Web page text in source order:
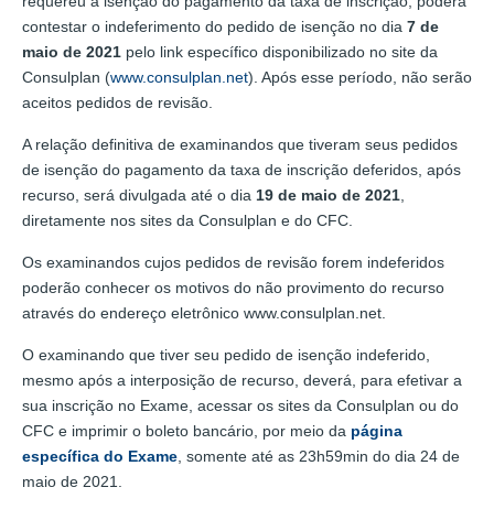
contestar o indeferimento do pedido de isenção no dia 7 de
maio de 2021 pelo link específico disponibilizado no site da
Consulplan (www.consulplan.net). Após esse período, não serão
aceitos pedidos de revisão.
A relação definitiva de examinandos que tiveram seus pedidos
de isenção do pagamento da taxa de inscrição deferidos, após
recurso, será divulgada até o dia 19 de maio de 2021
diretamente nos sites da Consulplan e do CFC.
Os examinandos cujos pedidos de revisão forem indeferidos
poderão conhecer os motivos do não provimento do recurso
através do endereço eletrônico www.consulplan.net.
O examinando que tiver seu pedido de isenção indeferido,
mesmo após a interposição de recurso, deverá, para efetivar a
sua inscrição no Exame, acessar os sites da Consulplan ou do
CFC e imprimir o boleto bancário, por meio da página
específica do Exame , somente até as 23h59min do dia 24 de
maio de 2021.